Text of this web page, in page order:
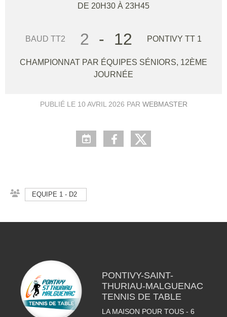
DE 20H30 À 23H45
BAUD TT2 2 - 12 PONTIVY TT 1
CHAMPIONNAT PAR ÉQUIPES SÉNIORS, 12ÈME
JOURNÉE
PUBLIÉ LE 10 AVRIL 2026 PAR WEBMASTER
EQUIPE 1 - D2
PONTIVY-SAINT-
THURIAU-MALGUENAC
TENNIS DE TABLE
LA MAISON POUR TOUS - 6